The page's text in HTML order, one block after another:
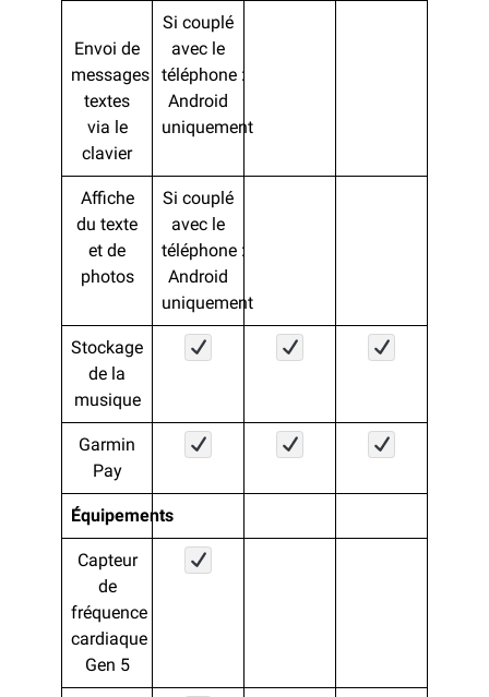
Envoi de
messages
textes
via le
clavier
Si couplé
avec le
téléphone :
Android
uniquement
Affiche
du texte
et de
photos
Si couplé
avec le
téléphone :
Android
uniquement
Stockage
de la
musique
Garmin
Pay
Équipements
Capteur
de
fréquence
cardiaque
Gen 5